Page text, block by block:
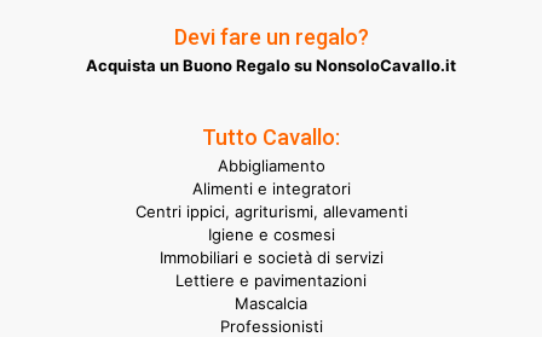
Devi fare un regalo?
Acquista un Buono Regalo su NonsoloCavallo.it
Tutto Cavallo:
Abbigliamento
Alimenti e integratori
Centri ippici, agriturismi, allevamenti
Igiene e cosmesi
Immobiliari e società di servizi
Lettiere e pavimentazioni
Mascalcia
Professionisti